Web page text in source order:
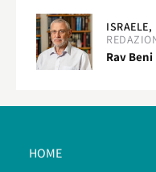
ISRAELE,
Rav
HOME